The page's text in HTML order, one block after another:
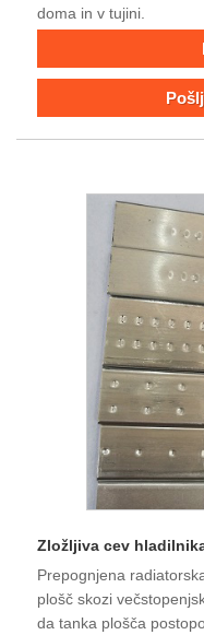
doma in v tujini.
Zložljiva cev
Prepognjena
plošč skozi
da tanka plošča